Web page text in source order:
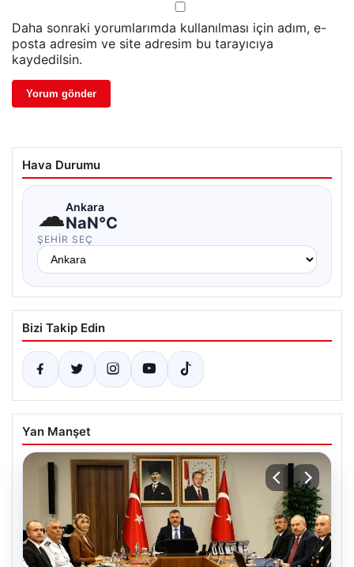
Daha sonraki yorumlarımda kullanılması için adım, e-
posta adresim ve site adresim bu tarayıcıya
kaydedilsin.
Hava Durumu
☁Ankara
NaN°C
ŞEHIR SEÇ
Bizi Takip Edin
Yan Manşet